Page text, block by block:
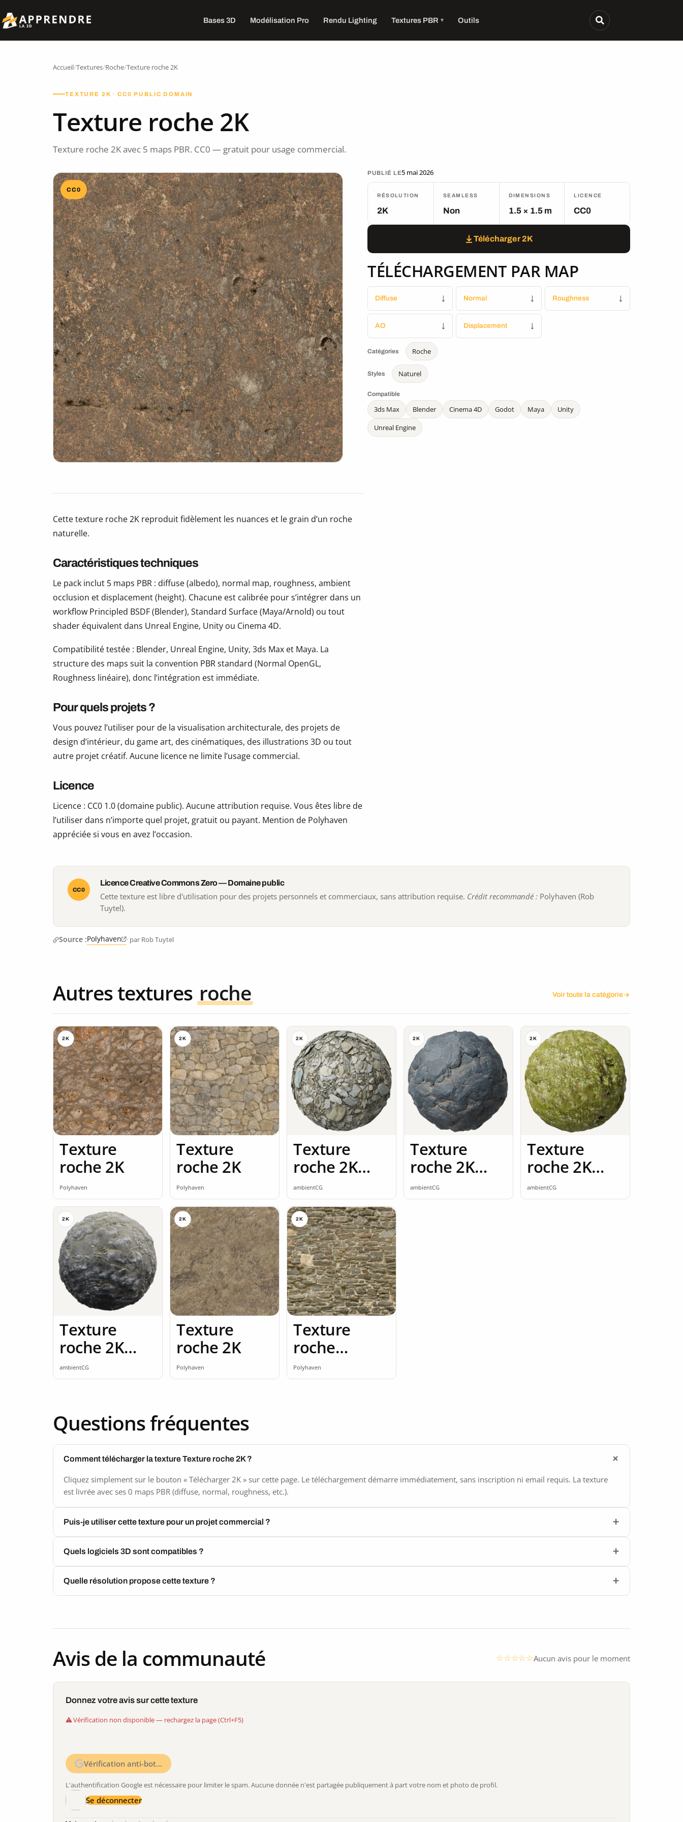
Bases 3D Modélisation Pro Rendu Lighting Textures PBR Outils
Accueil/Textures/Roche/Texture roche 2K
TEXTURE 2K · CC0 PUBLIC DOMAIN
Texture roche 2K
Texture roche 2K avec 5 maps PBR. CC0 — gratuit pour usage commercial.
CC0
PUBLIÉ LE5 mai 2026
RÉSOLUTION
2K
SEAMLESS
Non
DIMENSIONS
1.5 × 1.5 m
LICENCE
CC0
Télécharger 2K
TÉLÉCHARGEMENT PAR MAP
Diffuse ↓ Normal ↓ Roughness ↓
AO ↓ Displacement ↓
Catégories Roche
Styles Naturel
Compatible
3ds Max Blender Cinema 4D Godot Maya
Unity
Unreal Engine
Cette texture roche 2K reproduit fidèlement les nuances et le grain d’un roche
naturelle.
Caractéristiques techniques
Le pack inclut 5 maps PBR : diffuse (albedo), normal map, roughness, ambient
occlusion et displacement (height). Chacune est calibrée pour s’intégrer dans un
workflow Principled BSDF (Blender), Standard Surface (Maya/Arnold) ou tout
shader équivalent dans Unreal Engine, Unity ou Cinema 4D.
Compatibilité testée : Blender, Unreal Engine, Unity, 3ds Max et Maya. La
structure des maps suit la convention PBR standard (Normal OpenGL,
Roughness linéaire), donc l’intégration est immédiate.
Pour quels projets ?
Vous pouvez l’utiliser pour de la visualisation architecturale, des projets de
design d’intérieur, du game art, des cinématiques, des illustrations 3D ou tout
autre projet créatif. Aucune licence ne limite l’usage commercial.
Licence
Licence : CC0 1.0 (domaine public). Aucune attribution requise. Vous êtes libre de
l’utiliser dans n’importe quel projet, gratuit ou payant. Mention de Polyhaven
appréciée si vous en avez l’occasion.
CC0
Licence Creative Commons Zero — Domaine public
Cette texture est libre d'utilisation pour des projets personnels et commerciaux, sans attribution requise. Crédit recommandé : Polyhaven (Rob
Tuytel).
Source :Polyhaven · par Rob Tuytel
Autres textures roche Voir toute la catégorie
2K
Texture
roche 2K
Polyhaven
2K
Texture
roche 2K
Polyhaven
2K
Texture
roche 2K
seamless
ambientCG
2K
Texture
roche 2K
seamless
ambientCG
2K
Texture
roche 2K
seamless
ambientCG
2K
Texture
roche 2K
seamless
ambientCG
2K
Texture
roche 2K
Polyhaven
2K
Texture
roche
ardoise 2K
Polyhaven
Questions fréquentes
Comment télécharger la texture Texture roche 2K ?
Cliquez simplement sur le bouton « Télécharger 2K » sur cette page. Le téléchargement démarre immédiatement, sans inscription ni email requis. La texture
est livrée avec ses 0 maps PBR (diffuse, normal, roughness, etc.).
Puis-je utiliser cette texture pour un projet commercial ?
Quels logiciels 3D sont compatibles ?
Quelle résolution propose cette texture ?
Avis de la communauté Aucun avis pour le moment
Donnez votre avis sur cette texture
Vérification non disponible — rechargez la page (Ctrl+F5)
Vérification anti-bot…
L'authentification Google est nécessaire pour limiter le spam. Aucune donnée n'est partagée publiquement à part votre nom et photo de profil.
Se déconnecter